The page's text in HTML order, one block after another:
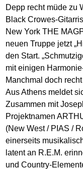
Depp recht müde zu
Black Crowes-
New York THE
neuen Truppe jetzt
den Start.
mit einigen
Manchmal doch
Aus Athens meldet
Zusammen mit
Projektnamen
(New West / PIAS /
einerseits
latent an R.E.M.
und Country-